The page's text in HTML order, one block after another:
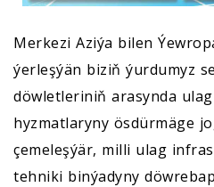
Merkezi Aziýa bilen
ýerleşýän biziň ýurdumyz
döwletleriniň arasynda
hyzmatlaryny ösdürmäge
çemeleşýär, milli ulag
tehniki binýadyny